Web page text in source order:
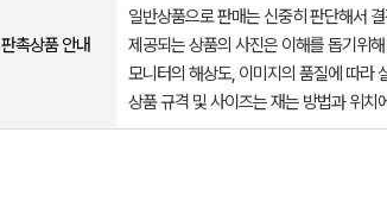
판촉상품 안내
일반상품으로 판매는 신중히 판단해서
제공되는 상품의 사진은 이해를 돕기위
모니터의 해상도, 이미지의 품질에 따라
상품 규격 및 사이즈는 재는 방법과 위치